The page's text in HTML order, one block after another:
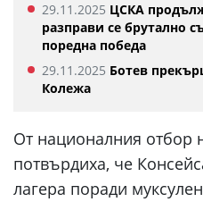
29.11.2025 ЦСКА
разправи се брутално
поредна победа
29.11.2025 Ботев
Колежа
От националния отбор
потвърдиха, че
лагера поради